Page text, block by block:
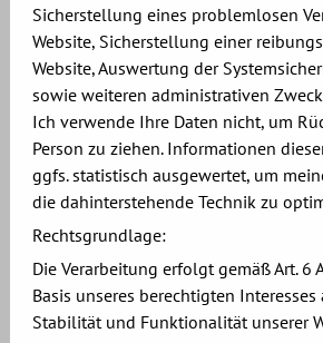
Sicherstellung eines problemlosen
Website, Sicherstellung einer
Website, Auswertung der
sowie weiteren administrativen
Ich verwende Ihre Daten nicht, um
Person zu ziehen. Informationen
ggfs. statistisch ausgewertet, um
die dahinterstehende Technik zu
Rechtsgrundlage:
Die Verarbeitung erfolgt gemäß Art. 6
Basis unseres berechtigten
Stabilität und Funktionalität unserer